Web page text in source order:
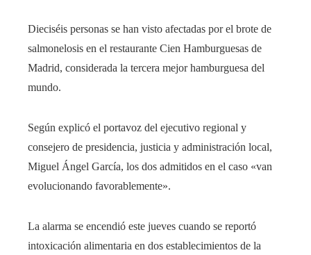
Dieciséis personas se han visto afectadas por el brote de
salmonelosis en el restaurante Cien Hamburguesas de
Madrid, considerada la tercera mejor hamburguesa del
mundo.
Según explicó el portavoz del ejecutivo regional y
consejero de presidencia, justicia y administración local,
Miguel Ángel García, los dos admitidos en el caso «van
evolucionando favorablemente».
La alarma se encendió este jueves cuando se reportó
intoxicación alimentaria en dos establecimientos de la